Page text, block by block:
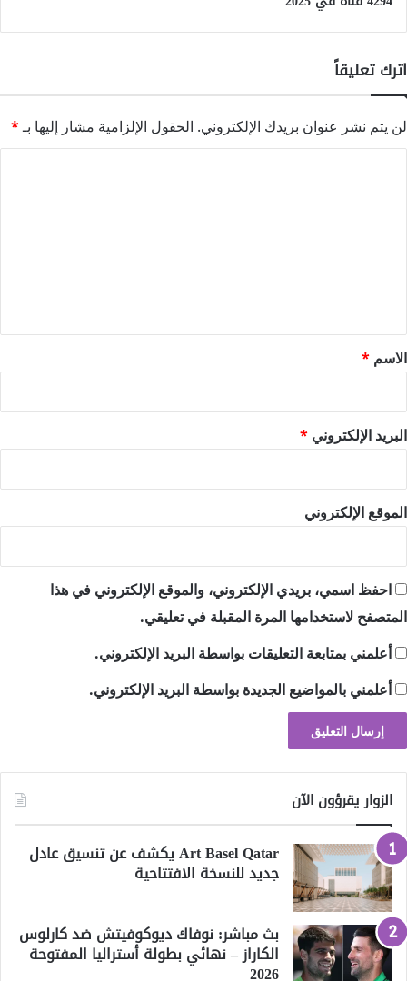
اترك تعليقاً
لن يتم نشر عنوان بريدك الإلكتروني. الحقول الإلزامية مشار إليها بـ*
*
الاسم *
البريد الإلكتروني *
الموقع الإلكتروني
احفظ اسمي، بريدي الإلكتروني، والموقع الإلكتروني في هذا
المتصفح لاستخدامها المرة المقبلة في تعليقي.
أعلمني بمتابعة التعليقات بواسطة البريد الإلكتروني.
أعلمني بالمواضيع الجديدة بواسطة البريد الإلكتروني.
الزوار يقرؤون الآن
Art Basel Qatar يكشف عن تنسيق عادل
جديد للنسخة الافتتاحية
بث مباشر: نوفاك ديوكوفيتش ضد كارلوس
الكاراز – نهائي بطولة أستراليا المفتوحة
2026